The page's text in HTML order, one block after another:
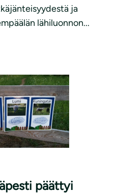
ja
lähiluonnon...
päättyi